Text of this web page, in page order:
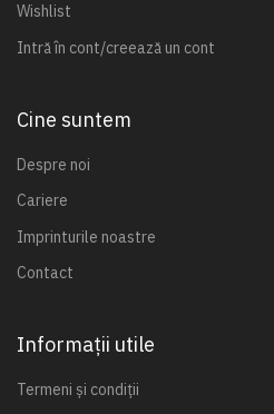
Wishlist
Intră în cont/creează un cont
Cine suntem
Despre noi
Cariere
Imprinturile noastre
Contact
Informații utile
Termeni și condiții